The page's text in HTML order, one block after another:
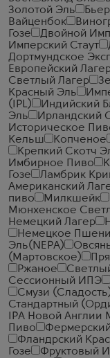
Золотой Эль
Вайценбок
Гозе
Двойной
Имперский Стаут
Дортмундское
Европейский
Светлый Лагер
Красный Эль
(IPL)
Индийский
Эль
Ирландский
Историческое
Кельш
Копченое
Крепкий Скотч
Имбирное Пиво
Гозе
Ламбрик
Американский
пиво
Милкшейк
Мюнхенское
Немецкий Лагер
Немецкое
Эль(NEPA)
(Мартовское)
Ржаное
Сессионный ИПЭ
Смузи
Стандартный
IPA Новой Англии
Пиво
Фландрский
Гозе
Фруктовый